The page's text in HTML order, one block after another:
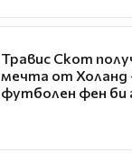
Травис Скот
мечта от Холанд
футболен фен би